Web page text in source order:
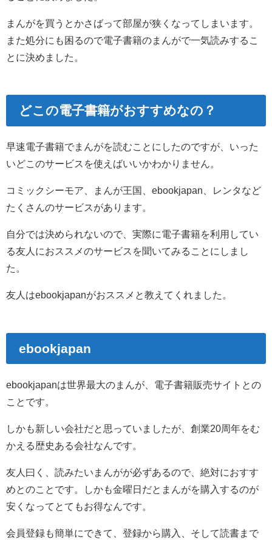
まんがを買うとかさばって部屋が狭くなってしまいます。
また処分にも困るので電子書籍のまんがで一気読みするこ
とに決めました。
どこの電子書籍がおすすめなの？
早速電子書籍でまんがを読むことにしたのですが、いった
いどこのサービスを使えばいいかわかりません。
コミックシーモア、まんが王国、ebookjapan、レンタなど
たくさんのサービスがあります。
自分では決められないので、実際に電子書籍を利用してい
る友人におススメのサービスを聞いてみることにしまし
た。
友人はebookjapanがおススメと教えてくれました。
ebookjapan
ebookjapanは世界最大のまんが、電子書籍販売サイトとの
ことです。
しかも新しい会社だと思っていましたが、創業20周年をむ
かえる歴史ある会社なんです。
友人曰く、読みたいまんがが必ずあるので、絶対におすす
めとのことです。しかも金曜日だとまんがを購入するのが
安くなってとてもお得なんです。
会員登録も簡単にできて、登録から購入、そして読書まで